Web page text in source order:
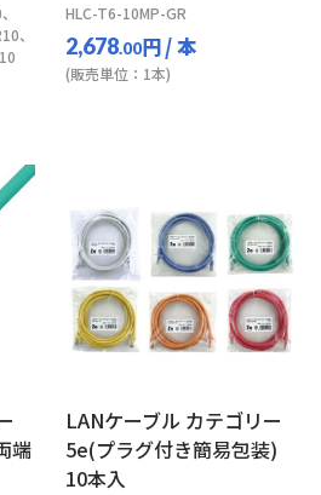
、
HLC-T6-10MP-GR
2,678.00円/ 本
(販売単位：1本)
端
LANケーブル カテゴリー
5e(プラグ付き簡易包装)
10本入